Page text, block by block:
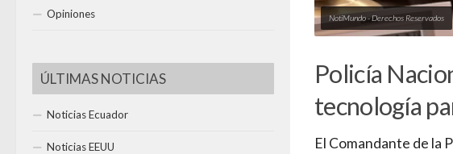
NotiMundo - Derechos Reservados
Policía
tecnología
El Comandante de la
Opiniones
ÚLTIMAS NOTICIAS
Noticias Ecuador
Noticias EEUU